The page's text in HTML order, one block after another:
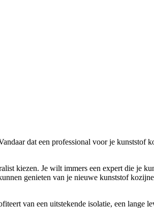
dat een professional voor je
kiezen. Je wilt immers een expert die je
genieten van je nieuwe kunststof
van een uitstekende isolatie, een lange